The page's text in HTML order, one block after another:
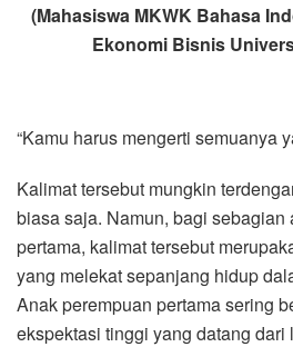
(Mahasiswa MKWK Bahasa
Ekonomi Bisnis
“Kamu harus mengerti semuanya
Kalimat tersebut mungkin
biasa saja. Namun, bagi sebagian
pertama, kalimat tersebut
yang melekat sepanjang hidup
Anak perempuan pertama sering
ekspektasi tinggi yang datang